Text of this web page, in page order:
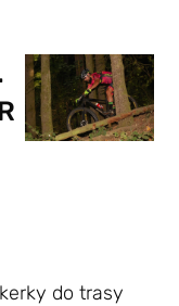
do trasy